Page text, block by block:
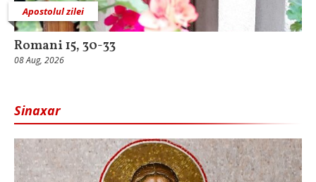
Apostolul zilei
Romani 15, 30-33
08 Aug, 2026
Sinaxar